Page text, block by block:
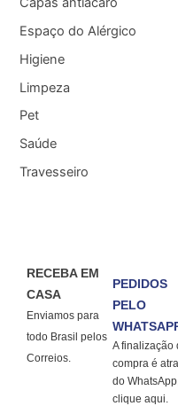
Espaço do Alérgico
Higiene
Limpeza
Pet
Saúde
Travesseiro
RECEBA EM
CASA
Enviamos para
todo Brasil pelos
Correios.
PEDIDOS
PELO
A finalização
compra é
do
clique aqui.